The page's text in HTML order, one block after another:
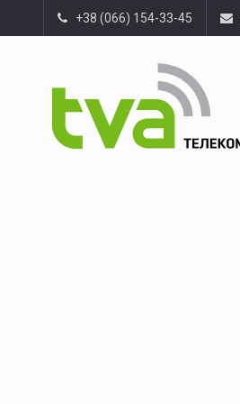
+38 (066) 154-33-45